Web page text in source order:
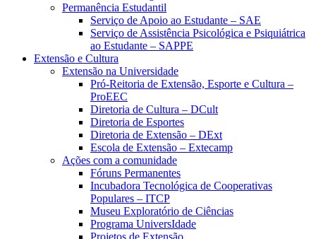
Permanência Estudantil
Serviço de Apoio ao Estudante – SAE
Serviço de Assistência Psicológica e Psiquiátrica
ao Estudante – SAPPE
Extensão e Cultura
Extensão na Universidade
Pró-Reitoria de Extensão, Esporte e Cultura –
ProEEC
Diretoria de Cultura – DCult
Diretoria de Esportes
Diretoria de Extensão – DExt
Escola de Extensão – Extecamp
Ações com a comunidade
Fóruns Permanentes
Incubadora Tecnológica de Cooperativas
Populares – ITCP
Museu Exploratório de Ciências
Programa UniversIdade
Projetos de Extensão